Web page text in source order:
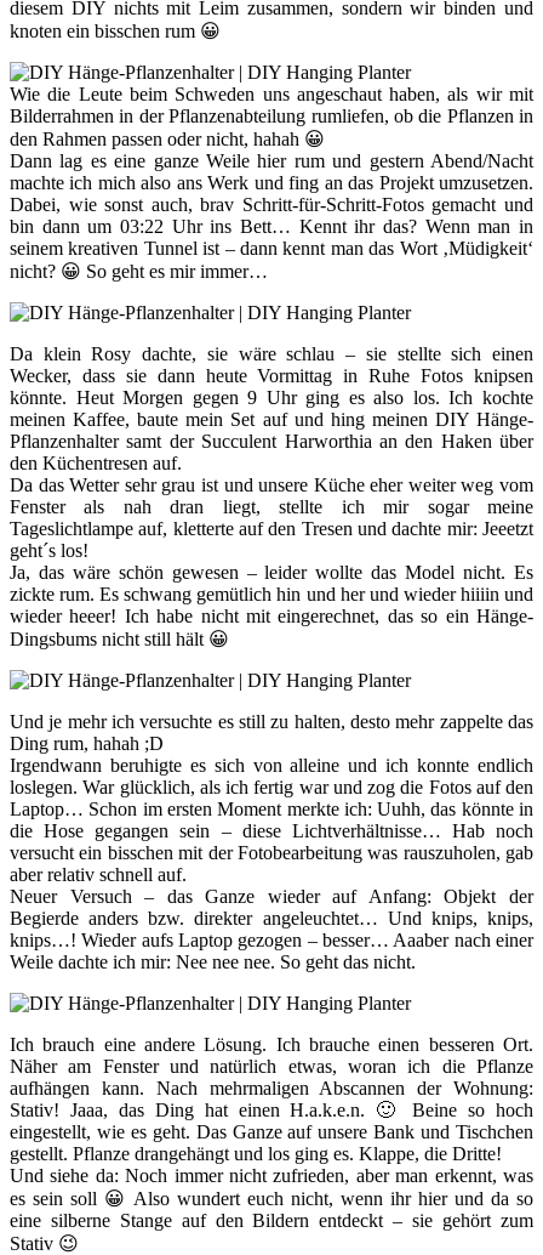
diesem DIY nichts mit Leim zusammen, sondern wir binden und
knoten ein bisschen rum 😀
Wie die Leute beim Schweden uns angeschaut haben, als wir mit
Bilderrahmen in der Pflanzenabteilung rumliefen, ob die Pflanzen in
den Rahmen passen oder nicht, hahah 😀
Dann lag es eine ganze Weile hier rum und gestern Abend/Nacht
machte ich mich also ans Werk und fing an das Projekt umzusetzen.
Dabei, wie sonst auch, brav Schritt-für-Schritt-Fotos gemacht und
bin dann um 03:22 Uhr ins Bett… Kennt ihr das? Wenn man in
seinem kreativen Tunnel ist – dann kennt man das Wort ‚Müdigkeit‘
nicht? 😀 So geht es mir immer…
Da klein Rosy dachte, sie wäre schlau – sie stellte sich einen
Wecker, dass sie dann heute Vormittag in Ruhe Fotos knipsen
könnte. Heut Morgen gegen 9 Uhr ging es also los. Ich kochte
meinen Kaffee, baute mein Set auf und hing meinen DIY Hänge-
Pflanzenhalter samt der Succulent Harworthia an den Haken über
den Küchentresen auf.
Da das Wetter sehr grau ist und unsere Küche eher weiter weg vom
Fenster als nah dran liegt, stellte ich mir sogar meine
Tageslichtlampe auf, kletterte auf den Tresen und dachte mir: Jeeetzt
geht´s los!
Ja, das wäre schön gewesen – leider wollte das Model nicht. Es
zickte rum. Es schwang gemütlich hin und her und wieder hiiiin und
wieder heeer! Ich habe nicht mit eingerechnet, das so ein Hänge-
Dingsbums nicht still hält 😀
Und je mehr ich versuchte es still zu halten, desto mehr zappelte das
Ding rum, hahah ;D
Irgendwann beruhigte es sich von alleine und ich konnte endlich
loslegen. War glücklich, als ich fertig war und zog die Fotos auf den
Laptop… Schon im ersten Moment merkte ich: Uuhh, das könnte in
die Hose gegangen sein – diese Lichtverhältnisse… Hab noch
versucht ein bisschen mit der Fotobearbeitung was rauszuholen, gab
aber relativ schnell auf.
Neuer Versuch – das Ganze wieder auf Anfang: Objekt der
Begierde anders bzw. direkter angeleuchtet… Und knips, knips,
knips…! Wieder aufs Laptop gezogen – besser… Aaaber nach einer
Weile dachte ich mir: Nee nee nee. So geht das nicht.
Ich brauch eine andere Lösung. Ich brauche einen besseren Ort.
Näher am Fenster und natürlich etwas, woran ich die Pflanze
aufhängen kann. Nach mehrmaligen Abscannen der Wohnung:
Stativ! Jaaa, das Ding hat einen H.a.k.e.n. 🙂 Beine so hoch
eingestellt, wie es geht. Das Ganze auf unsere Bank und Tischchen
gestellt. Pflanze drangehängt und los ging es. Klappe, die Dritte!
Und siehe da: Noch immer nicht zufrieden, aber man erkennt, was
es sein soll 😀 Also wundert euch nicht, wenn ihr hier und da so
eine silberne Stange auf den Bildern entdeckt – sie gehört zum
Stativ 😉